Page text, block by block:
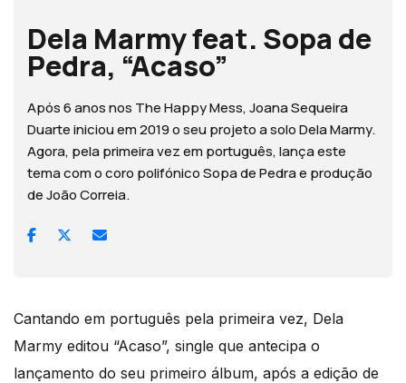
Dela Marmy feat. Sopa de
Pedra, “Acaso”
Após 6 anos nos The Happy Mess, Joana Sequeira
Duarte iniciou em 2019 o seu projeto a solo Dela Marmy.
Agora, pela primeira vez em português, lança este
tema com o coro polifónico Sopa de Pedra e produção
de João Correia.
Cantando em português pela primeira vez, Dela
Marmy editou “Acaso”, single que antecipa o
lançamento do seu primeiro álbum, após a edição de